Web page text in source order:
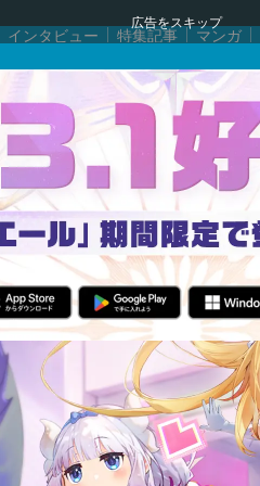
広告をスキップ
インタビュー 特集記事 マンガ